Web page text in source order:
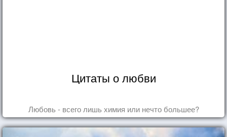
Цитаты о любви
Любовь - всего лишь химия или нечто большее?